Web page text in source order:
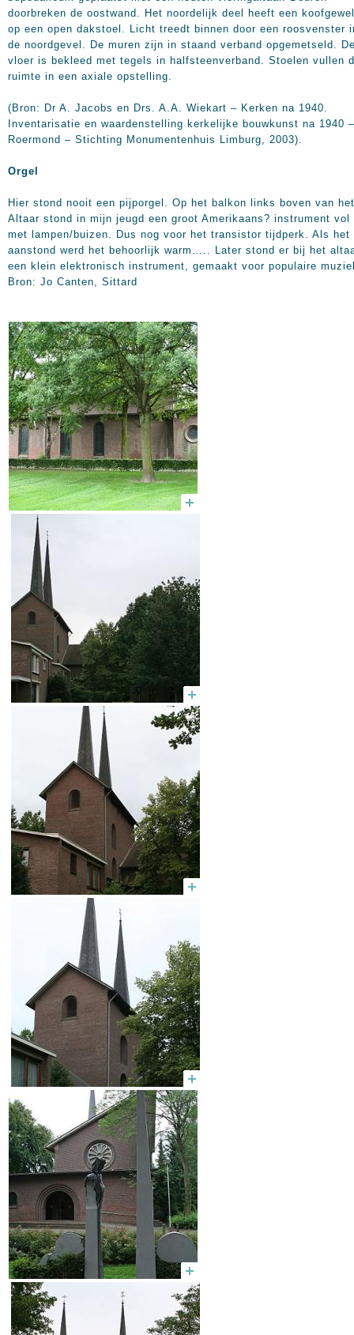
doorbreken de oostwand. Het noordelijk deel heeft een
op een open dakstoel. Licht treedt binnen door een roosvenster
de noordgevel. De muren zijn in staand verband opgemetseld.
vloer is bekleed met tegels in halfsteenverband. Stoelen vullen
ruimte in een axiale opstelling.
(Bron: Dr A. Jacobs en Drs. A.A. Wiekart – Kerken na 1940.
Inventarisatie en waardenstelling kerkelijke bouwkunst na 1940 –
Roermond – Stichting Monumentenhuis Limburg, 2003).
Orgel
Hier stond nooit een pijporgel. Op het balkon links boven van het
Altaar stond in mijn jeugd een groot Amerikaans? instrument vol
met lampen/buizen. Dus nog voor het transistor tijdperk. Als het
aanstond werd het behoorlijk warm….. Later stond er bij het
een klein elektronisch instrument, gemaakt voor populaire
Bron: Jo Canten, Sittard